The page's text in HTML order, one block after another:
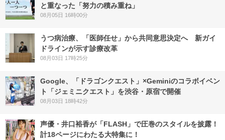
と重なった「努力の積み重ね」
08月05日 16時00分
うつ病治療、「医師任せ」から共同意思決定へ 新ガイ
ドラインが示す診療改革
08月03日 17時25分
Google、「ドラゴンクエスト」×Geminiのコラボイベン
ト「ジェミニクエスト」を渋谷・原宿で開催
08月03日 18時42分
声優・井口裕香が「FLASH」で圧巻のスタイルを披露！
計18ページにわたる大特集に！